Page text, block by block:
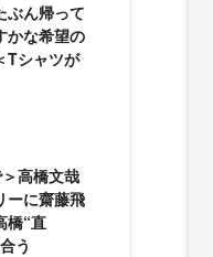
ぶん帰って
かな希望の
Tシャツが
高橋文哉
ーに齋藤飛
橋“直
う